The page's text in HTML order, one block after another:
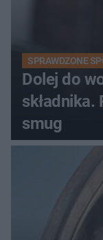
SPRAWDZONE
Dolej do
składnika.
smug